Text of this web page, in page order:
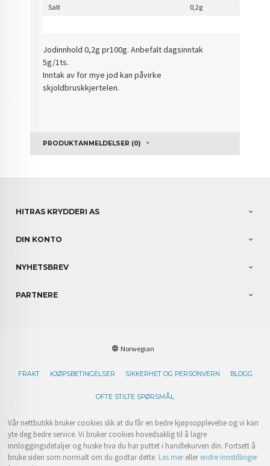
Salt
0,2g
Jodinnhold 0,2g pr100g. Anbefalt dagsinntak
5g/1ts.
Inntak av for mye jod kan påvirke
skjoldbruskkjertelen.
PRODUKTANMELDELSER (0)
HITRAS KRYDDERI AS
DIN KONTO
NYHETSBREV
PARTNERE
Norwegian
FRAKT KJØPSBETINGELSER SIKKERHET OG PERSONVERN BLOGG
OFTE STILTE SPØRSMÅL
Vår nettbutikk bruker cookies slik at du får en bedre kjøpsopplevelse og vi kan
yte deg bedre service. Vi bruker cookies hovedsaklig til å lagre
innloggingsdetaljer og huske hva du har puttet i handlekurven din. Fortsett å
bruke siden som normalt om du godtar dette. Les merellerendre innstillinger